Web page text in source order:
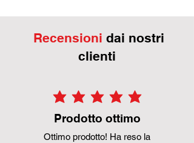
Recensioni dai nostri
clienti
la valutazione media è 5 su
Prodotto ottimo
Ottimo prodotto! Ha reso la